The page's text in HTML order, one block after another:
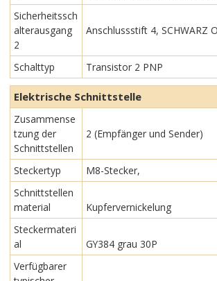
Sicherheitssch
alterausgang
2
Anschlussstift 4, SCHWARZ
Schalttyp Transistor 2 PNP
Elektrische Schnittstelle
Zusammense
tzung der
Schnittstellen
2 (Empfänger und Sender)
Steckertyp
M8-Stecker,
Schnittstellen
material
Kupfervernickelung
Steckermateri
al
GY384 grau 30P
Verfügbarer